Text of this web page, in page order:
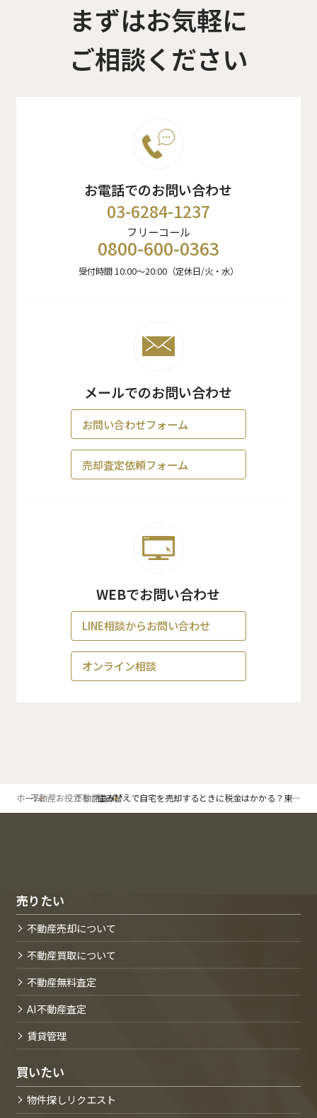
まずはお気軽に
ご相談ください
お電話でのお問い合わせ
03-6284-1237
フリーコール
0800-600-0363
受付時間 10:00〜20:00（定休日/火・水）
メールでのお問い合わせ
お問い合わせフォーム
売却査定依頼フォーム
WEBでお問い合わせ
LINE相談からお問い合わせ
オンライン相談
ホーム不動産お役立ちブログ
不動産売却 住み替えで自宅を売却するときに税金はかかる？東京都江戸川区の不動産専門店がわかりやすく解説します！
売りたい
不動産売却について
不動産買取について
不動産無料査定
AI不動産査定
賃貸管理
買いたい
物件探しリクエスト